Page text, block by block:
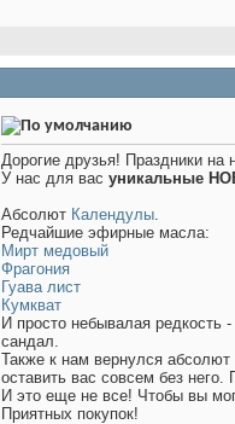
Дорогие друзья! Праздники на
У нас для вас уникальные
Абсолют Календулы
Редчайшие эфирные масла:
Мирт медовый
Фрагония
Гуава лист
Кумкват
И просто небывалая редкость
сандал.
Также к нам вернулся абсолют
оставить вас совсем без
И это еще не все! Чтобы вы
Приятных покупок!